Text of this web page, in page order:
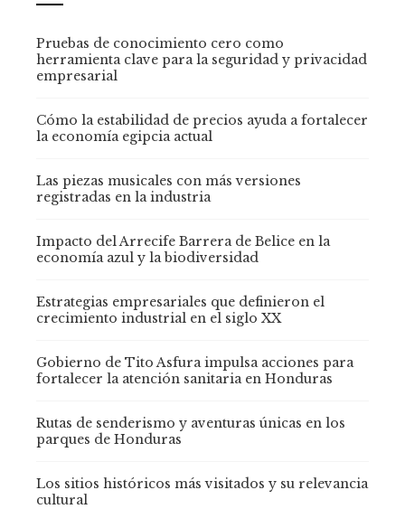
Pruebas de conocimiento cero como
herramienta clave para la seguridad y privacidad
empresarial
Cómo la estabilidad de precios ayuda a fortalecer
la economía egipcia actual
Las piezas musicales con más versiones
registradas en la industria
Impacto del Arrecife Barrera de Belice en la
economía azul y la biodiversidad
Estrategias empresariales que definieron el
crecimiento industrial en el siglo XX
Gobierno de Tito Asfura impulsa acciones para
fortalecer la atención sanitaria en Honduras
Rutas de senderismo y aventuras únicas en los
parques de Honduras
Los sitios históricos más visitados y su relevancia
cultural